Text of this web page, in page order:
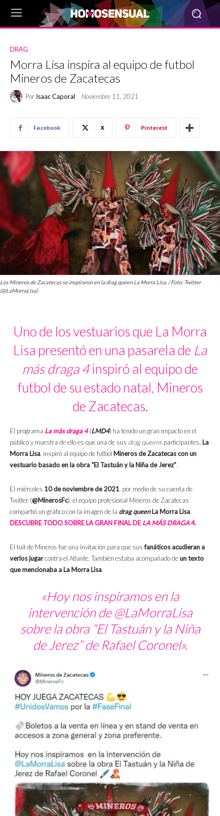
DRAG
Morra Lisa inspira al equipo de futbol
Mineros de Zacatecas
Por Isaac Caporal Noviembre 11, 2021
Facebook X Pinterest
Los Mineros de Zacatecas se inspiraron en la drag queen La Morra Lisa. / Foto: Twitter
(@LaMorraLisa)
Uno de los vestuarios que La Morra
Lisa presentó en una pasarela de La
más draga 4inspiró al equipo de
futbol de su estado natal, Mineros
de Zacatecas.
El programa La más draga 4(LMD4) ha tenido un gran impacto en el
público y muestra de ello es que una de sus drag queens participantes, La
Morra Lisa, inspiró al equipo de futbol Mineros de Zacatecas con un
vestuario basado en la obra “El Tastuán y la Niña de Jerez”.
El miércoles 10 de noviembre de 2021, por medio de su cuenta de
Twitter (@MinerosFc), el equipo profesional Mineros de Zacatecas
compartió un gráfico con la imagen de la drag queenLa Morra Lisa.
DESCUBRE TODO SOBRE LA GRAN FINAL DE LA MÁS DRAGA4.
El tuit de Mineros fue una invitación para que susfanáticos acudieran a
verlos jugarcontra el Atlante. También estaba acompañado deun texto
que mencionaba a La Morra Lisa.
«Hoy nos inspiramos en la
intervención de @LaMorraLisa
sobre la obra “El Tastuán y la Niña
de Jerez” de Rafael Coronel».